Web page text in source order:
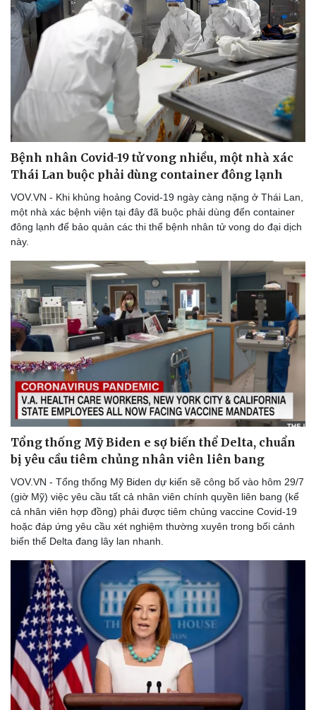
Sức khỏe
Dinh dưỡng - món ngon
Cây thuốc
Sản phụ khoa
Nhi khoa
Nam khoa
Làm đẹp - giảm cân
Phòng mạch online
Ăn sạch sống khỏe
Đời sống
Nhà đẹp
Blog
Tình yêu - Gia đình
Bệnh nhân Covid-19 tử vong nhiều, một nhà xác
Thái Lan buộc phải dùng container đông lạnh
VOV.VN - Khi khủng hoảng Covid-19 ngày càng nặng ở Thái Lan,
một nhà xác bệnh viện tại đây đã buộc phải dùng đến container
đông lạnh để bảo quản các thi thể bệnh nhân tử vong do đại dịch
này.
Tổng thống Mỹ Biden e sợ biến thể Delta, chuẩn
bị yêu cầu tiêm chủng nhân viên liên bang
VOV.VN - Tổng thống Mỹ Biden dự kiến sẽ công bố vào hôm 29/7
(giờ Mỹ) việc yêu cầu tất cả nhân viên chính quyền liên bang (kể
cả nhân viên hợp đồng) phải được tiêm chủng vaccine Covid-19
hoặc đáp ứng yêu cầu xét nghiệm thường xuyên trong bối cảnh
biến thể Delta đang lây lan nhanh.